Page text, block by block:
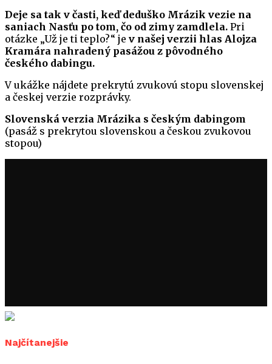
Deje sa tak v časti, keď deduško Mrázik vezie na
saniach Nasťu po tom, čo od zimy zamdlela. Pri
otázke „Už je ti teplo?“ je v našej verzii hlas Alojza
Kramára nahradený pasážou z pôvodného
českého dabingu.
V ukážke nájdete prekrytú zvukovú stopu slovenskej
a českej verzie rozprávky.
Slovenská verzia Mrázika s českým dabingom
(pasáž s prekrytou slovenskou a českou zvukovou
stopou)
Najčítanejšie